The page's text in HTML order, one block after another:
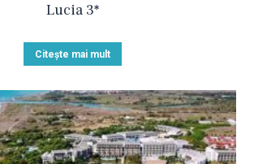
Lucia 3*
Citește mai mult